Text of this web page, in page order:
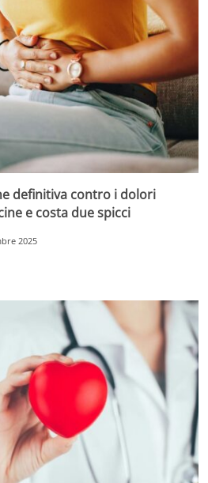
definitiva contro i dolori
e costa due spicci
2025